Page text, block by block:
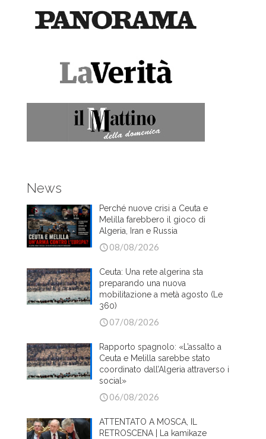
News
Perché nuove crisi a Ceuta e
Melilla farebbero il gioco di
Algeria, Iran e Russia
08/08/2026
Ceuta: Una rete algerina sta
preparando una nuova
mobilitazione a metà agosto (Le
360)
07/08/2026
Rapporto spagnolo: «L’assalto a
Ceuta e Melilla sarebbe stato
coordinato dall’Algeria attraverso i
social»
06/08/2026
ATTENTATO A MOSCA, IL
RETROSCENA | La kamikaze